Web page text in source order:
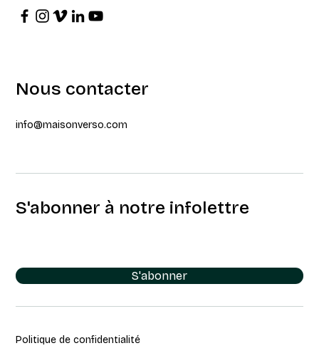
Nous contacter
info@maisonverso.com
S'abonner à notre infolettre
S'abonner
Politique de confidentialité